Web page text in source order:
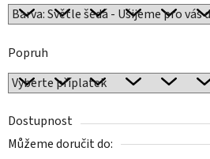
Popruh
Dostupnost
Můžeme doručit do: